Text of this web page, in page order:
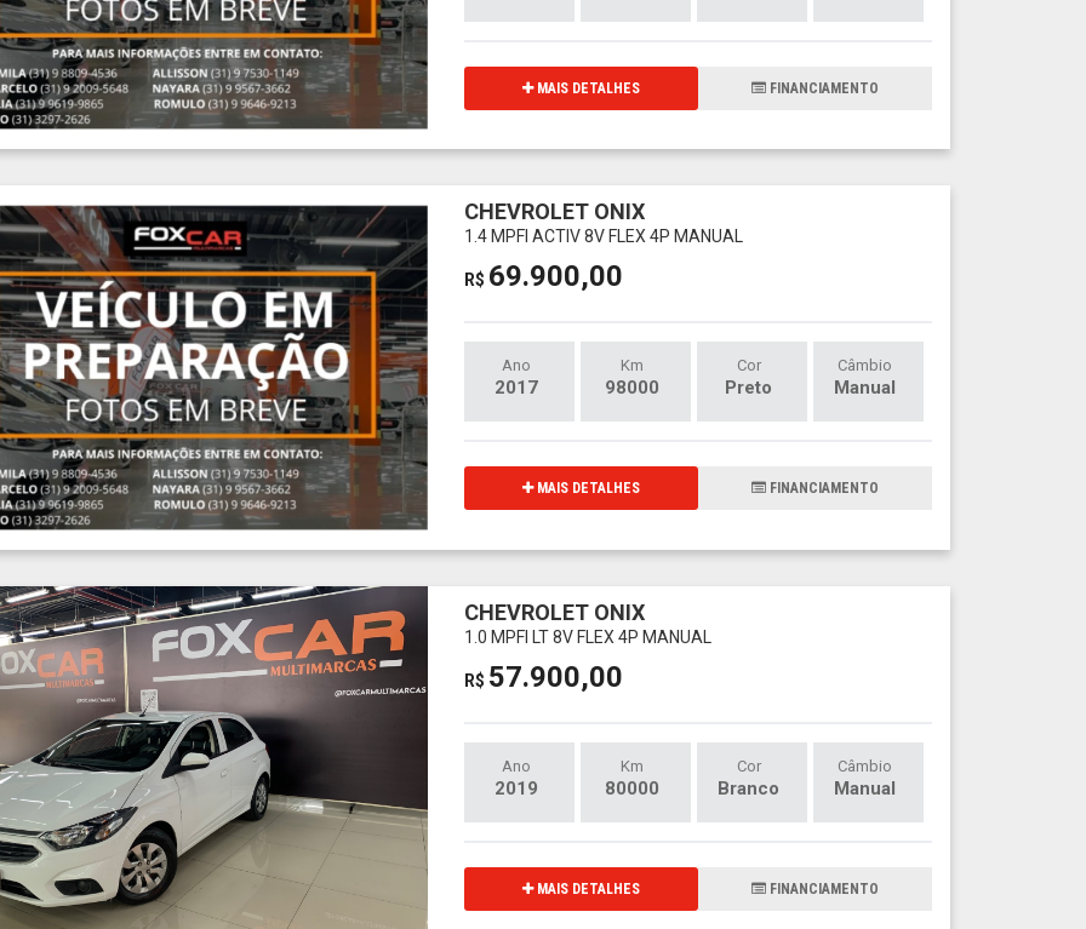
MAIS DETALHES FINANCIAMENTO
CHEVROLET ONIX
1.4 MPFI ACTIV 8V FLEX 4P MANUAL
R$ 69.900,00
Ano
2017
Km
98000
Cor
Preto
Câmbio
Manual
MAIS DETALHES FINANCIAMENTO
CHEVROLET ONIX
1.0 MPFI LT 8V FLEX 4P MANUAL
R$ 57.900,00
Ano
2019
Km
80000
Cor
Branco
Câmbio
Manual
MAIS DETALHES FINANCIAMENTO